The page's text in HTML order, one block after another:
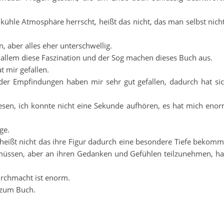
Atmosphäre herrscht, heißt das nicht, das man selbst
aber alles eher unterschwellig.
diese Faszination und der Sog machen dieses Buch aus.
mir gefallen.
Empfindungen haben mir sehr gut gefallen, dadurch hat
ich konnte nicht eine Sekunde aufhören, es hat mich
nicht das ihre Figur dadurch eine besondere Tiefe
aber an ihren Gedanken und Gefühlen teilzunehmen,
ist enorm.
Buch.